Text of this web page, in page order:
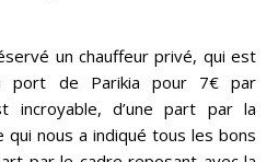
un chauffeur privé, qui est
port de Parikia pour 7€ par
incroyable, d’une part par la
nous a indiqué tous les bons